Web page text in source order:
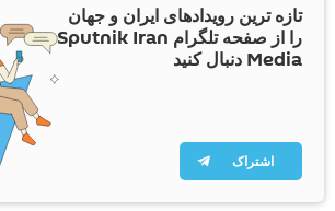
تازه ترین رویدادهای ایران و جهان
را از صفحه تلگرام Sputnik Iran
Media دنبال کنید
اشتراک